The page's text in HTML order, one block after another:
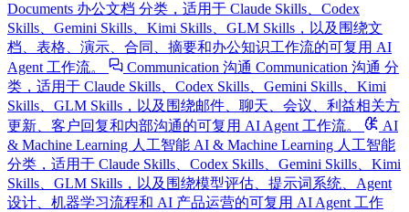
Documents 办公文档 分类，适用于 Claude Skills、Codex
Skills、Gemini Skills、Kimi Skills、GLM Skills，以及围绕文
档、表格、演示、合同、摘要和办公知识工作流的可复用 AI
Agent 工作流。
Communication 沟通 Communication 沟通 分
类，适用于 Claude Skills、Codex Skills、Gemini Skills、Kimi
Skills、GLM Skills，以及围绕邮件、聊天、会议、利益相关方
更新、客户回复和内部沟通的可复用 AI Agent 工作流。
AI
& Machine Learning 人工智能 AI & Machine Learning 人工智能
分类，适用于 Claude Skills、Codex Skills、Gemini Skills、Kimi
Skills、GLM Skills，以及围绕模型评估、提示词系统、Agent
设计、机器学习流程和 AI 产品运营的可复用 AI Agent 工作